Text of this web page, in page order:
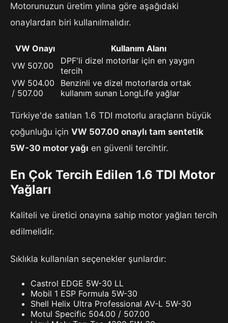
Motorunuzun üretim yılına göre aşağıdaki
onaylardan biri kullanılmalıdır.
VW Onayı
Kullanım Alanı
VW 507.00
DPF'li dizel motorlar için en yaygın
tercih
VW 504.00
/ 507.00
Benzinli ve dizel motorlarda ortak
kullanım sunan LongLife yağlar
Türkiye'de satılan 1.6 TDI motorlu araçların büyük
çoğunluğu için VW 507.00 onaylı tam sentetik
5W-30 motor yağı en güvenli tercihtir.
En Çok Tercih Edilen 1.6 TDI Motor
Yağları
Kaliteli ve üretici onayına sahip motor yağları tercih
edilmelidir.
Sıklıkla kullanılan seçenekler şunlardır:
Castrol EDGE 5W-30 LL
Mobil 1 ESP Formula 5W-30
Shell Helix Ultra Professional AV-L 5W-30
Motul Specific 504.00 / 507.00